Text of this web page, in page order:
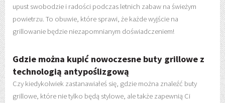
upust swobodzie i radości podczas letnich zabaw na świeżym
powietrzu. To obuwie, które sprawi, że każde wyjście na
grillowanie będzie niezapomnianym doświadczeniem!
Gdzie można kupić nowoczesne buty grillowe z
technologią antypoślizgową
Czy kiedykolwiek zastanawiałeś się, gdzie można znaleźć buty
grillowe, które nie tylko będą stylowe, ale także zapewnią Ci